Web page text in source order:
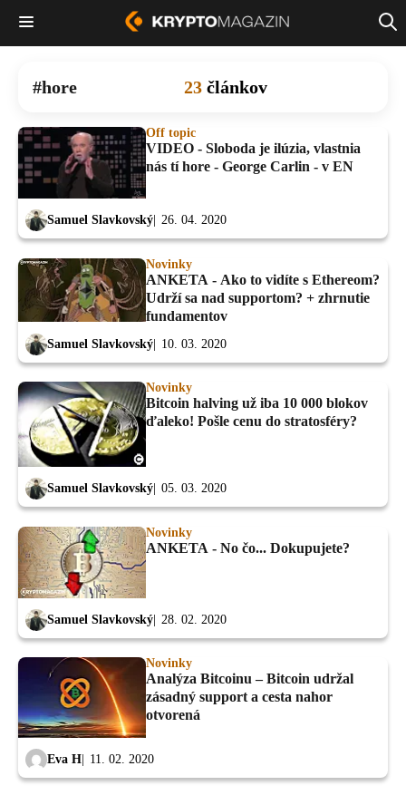
hore 23 článkov
Off topic
VIDEO - Sloboda je ilúzia, vlastnia
nás tí hore - George Carlin - v EN
Samuel Slavkovský 26. 04. 2020
Novinky
ANKETA - Ako to vidíte s Ethereom?
Udrží sa nad supportom? + zhrnutie
fundamentov
Samuel Slavkovský 10. 03. 2020
Novinky
Bitcoin halving už iba 10 000 blokov
ďaleko! Pošle cenu do stratosféry?
Samuel Slavkovský 05. 03. 2020
Novinky
ANKETA - No čo... Dokupujete?
Samuel Slavkovský 28. 02. 2020
Novinky
Analýza Bitcoinu – Bitcoin udržal
zásadný support a cesta nahor
otvorená
Eva H 11. 02. 2020